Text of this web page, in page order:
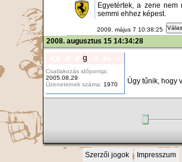
Egyetértek, a zene
semmi ehhez képest.
2009. május 7 10:38:25
2008. augusztus 15 14:34:28
g
Csatlakozás időpontja:
2005.08.29
Üzeneteinek száma: 1970 Úgy tűnik, hogy
Szerzői jogok Impresszum